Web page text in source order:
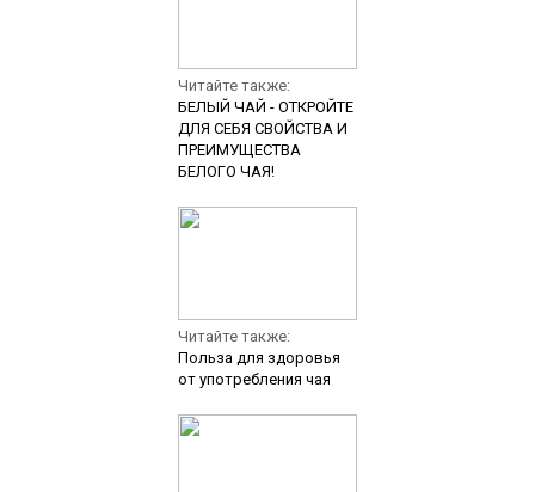
Читайте также:
БЕЛЫЙ ЧАЙ - ОТКРОЙТЕ
ДЛЯ СЕБЯ СВОЙСТВА И
ПРЕИМУЩЕСТВА
БЕЛОГО ЧАЯ!
Читайте также:
Польза для здоровья
от употребления чая